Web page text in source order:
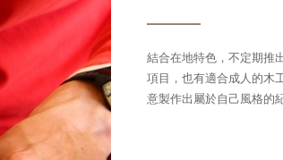
結合在地特色，不定期推
項目，也有適合成人的木
意製作出屬於自己風格的